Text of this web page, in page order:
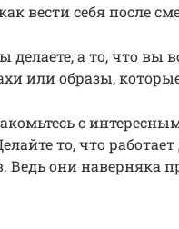
вести себя после
а то, что вы
или образы,
с
то, что
Ведь они наверняка